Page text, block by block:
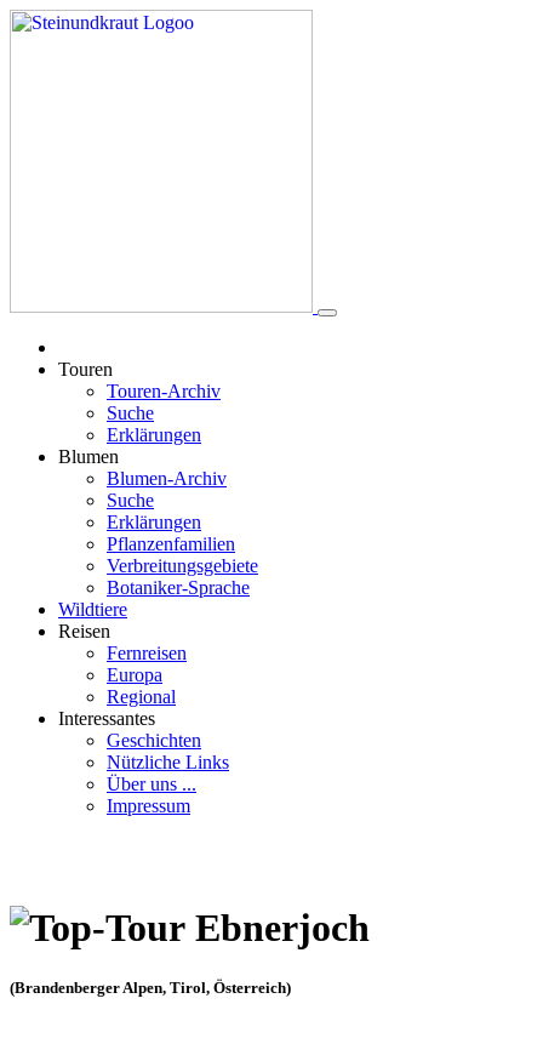
Touren
Touren-Archiv
Suche
Erklärungen
Blumen
Blumen-Archiv
Suche
Erklärungen
Pflanzenfamilien
Verbreitungsgebiete
Botaniker-Sprache
Wildtiere
Reisen
Fernreisen
Europa
Regional
Interessantes
Geschichten
Nützliche Links
Über uns ...
Impressum
Ebnerjoch
(Brandenberger Alpen, Tirol, Österreich)